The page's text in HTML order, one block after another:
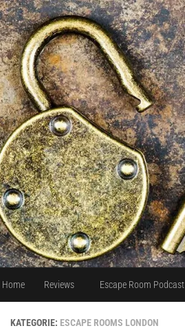
Unter dem Inhalt
Home Reviews Escape Room Podcast
KATEGORIE: ESCAPE ROOMS LONDON